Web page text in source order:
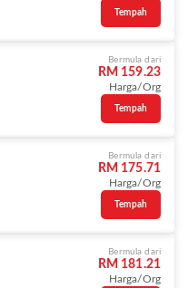
Tempah
Bermula dari
RM 159.23
Harga/Org
Tempah
Bermula dari
RM 175.71
Harga/Org
Tempah
Bermula dari
RM 181.21
Harga/Org